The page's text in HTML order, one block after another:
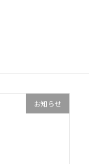
お知らせ